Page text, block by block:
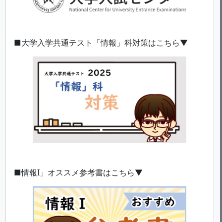
■大学入学共通テスト「情報」科対策はこちら▼
■情報I」オススメ参考書はこちら▼